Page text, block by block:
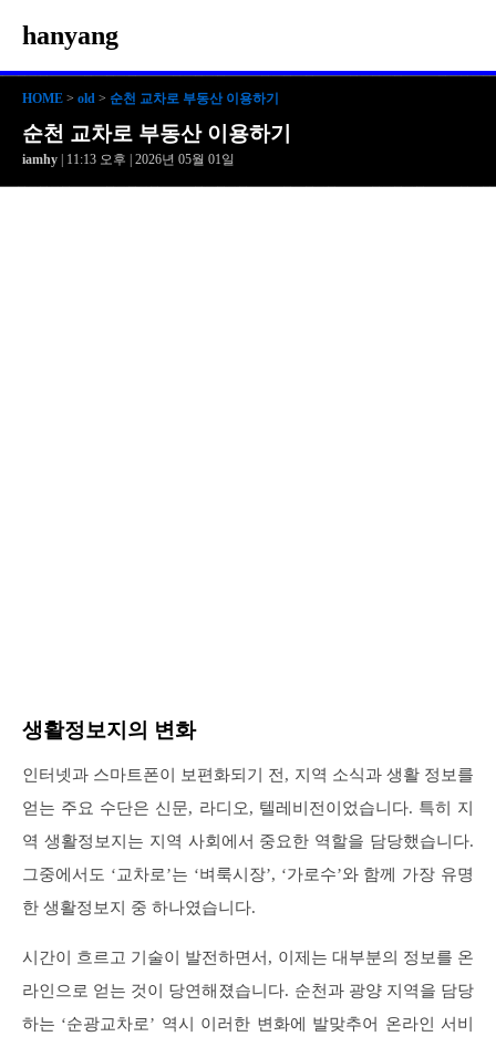
hanyang
HOME > old > 순천 교차로 부동산 이용하기
순천 교차로 부동산 이용하기
iamhy | 11:13 오후 | 2026년 05월 01일
생활정보지의 변화
인터넷과 스마트폰이 보편화되기 전, 지역 소식과 생활 정보를
얻는 주요 수단은 신문, 라디오, 텔레비전이었습니다. 특히 지
역 생활정보지는 지역 사회에서 중요한 역할을 담당했습니다.
그중에서도 ‘교차로’는 ‘벼룩시장’, ‘가로수’와 함께 가장 유명
한 생활정보지 중 하나였습니다.
시간이 흐르고 기술이 발전하면서, 이제는 대부분의 정보를 온
라인으로 얻는 것이 당연해졌습니다. 순천과 광양 지역을 담당
하는 ‘순광교차로’ 역시 이러한 변화에 발맞추어 온라인 서비